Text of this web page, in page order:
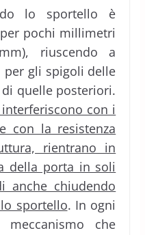
lo sportello è
pochi millimetri
riuscendo a
per gli spigoli delle
di quelle posteriori.
con i
con la resistenza
rientrano in
della porta in soli
anche chiudendo
sportello. In ogni
che